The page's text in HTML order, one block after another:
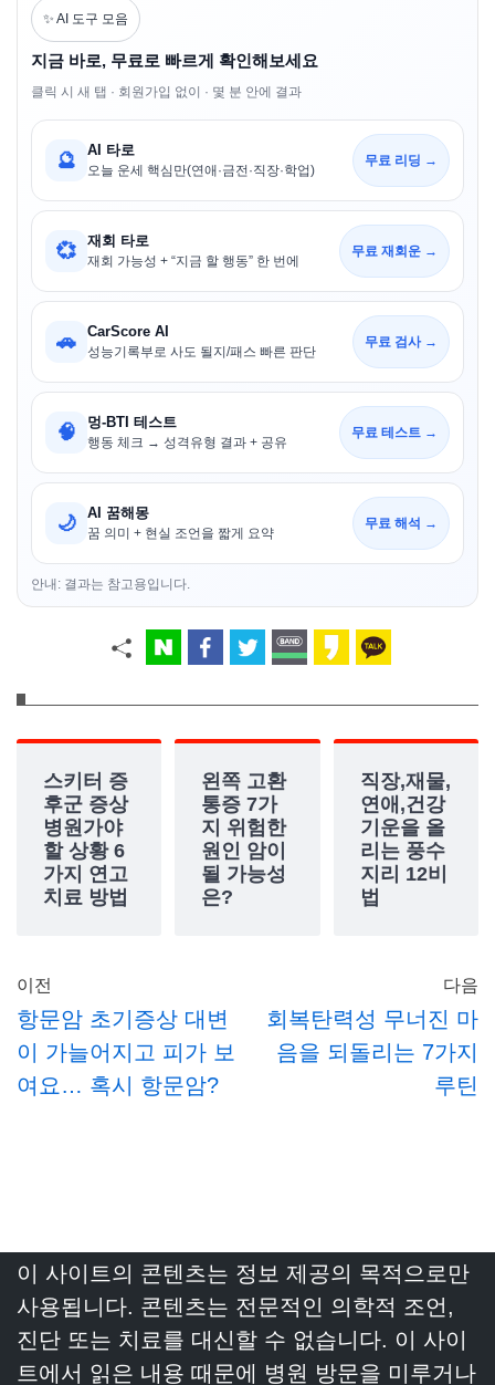
✨ AI 도구 모음
지금 바로, 무료로 빠르게 확인해보세요
클릭 시 새 탭 · 회원가입 없이 · 몇 분 안에 결과
🔮 AI 타로
오늘 운세 핵심만(연애·금전·직장·학업)
무료 리딩 →
💞 재회 타로
재회 가능성 + “지금 할 행동” 한 번에
무료 재회운 →
🚗 CarScore AI
성능기록부로 사도 될지/패스 빠른 판단
무료 검사 →
🧠 멍-BTI 테스트
행동 체크 → 성격유형 결과 + 공유
무료 테스트 →
🌙 AI 꿈해몽
꿈 의미 + 현실 조언을 짧게 요약
무료 해석 →
안내: 결과는 참고용입니다.
스키터 증
후군 증상
병원가야
할 상황 6
가지 연고
치료 방법
왼쪽 고환
통증 7가
지 위험한
원인 암이
될 가능성
은?
직장,재물,
연애,건강
기운을 올
리는 풍수
지리 12비
법
이전
항문암 초기증상 대변
이 가늘어지고 피가 보
여요… 혹시 항문암?
다음
회복탄력성 무너진 마
음을 되돌리는 7가지
루틴
이 사이트의 콘텐츠는 정보 제공의 목적으로만
사용됩니다. 콘텐츠는 전문적인 의학적 조언,
진단 또는 치료를 대신할 수 없습니다. 이 사이
트에서 읽은 내용 때문에 병원 방문을 미루거나